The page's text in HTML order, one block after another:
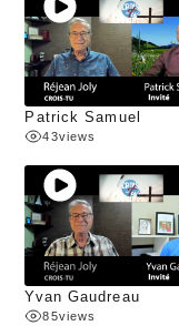
Patrick Samuel
43views
Yvan Gaudreau
85views